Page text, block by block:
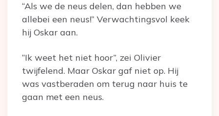
“Als we de neus delen, dan hebben we
allebei een neus!” Verwachtingsvol keek
hij Oskar aan.
“Ik weet het niet hoor”, zei Olivier
twijfelend. Maar Oskar gaf niet op. Hij
was vastberaden om terug naar huis te
gaan met een neus.